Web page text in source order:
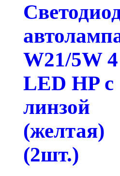
W21/5W 4
LED HP с
линзой
(желтая)
(2шт.)